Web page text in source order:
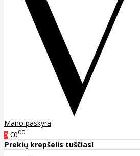
Mano paskyra
0 €000
Prekių krepšelis tuščias!